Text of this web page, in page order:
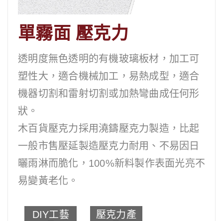
單霧面 壓克力
透明度無色透明的有機玻璃板材，加工可
塑性大，適合機械加工，易熱成型，適合
機器切割和雷射切割或加熱彎曲成任何形
狀。
木百貨壓克力採用澆鑄壓克力製造，比起
一般市售壓延製造壓克力耐用、不易因日
曬雨淋而脆化，100%新料製作表面光亮不
易變黃老化。
DIY工藝
壓克力產